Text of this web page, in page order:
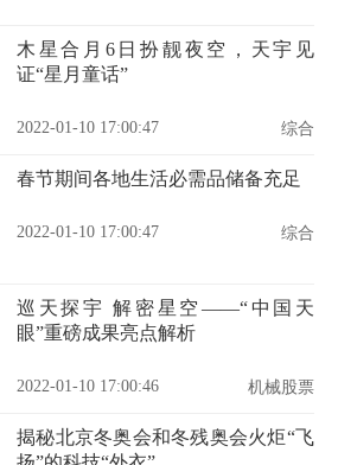
木星合月6日扮靓夜空，天宇见
证“星月童话”
2022-01-10 17:00:47 综合
春节期间各地生活必需品储备充足
2022-01-10 17:00:47 综合
巡天探宇 解密星空——“中国天
眼”重磅成果亮点解析
2022-01-10 17:00:46 机械股票
揭秘北京冬奥会和冬残奥会火炬“飞